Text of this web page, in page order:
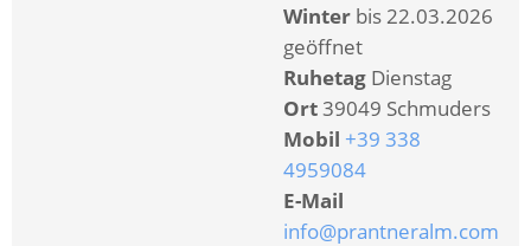
Winter bis 22.03.2026
geöffnet
Ruhetag Dienstag
Ort39049 Schmuders
Mobil +39 338
4959084
E-Mail
info@prantneralm.com